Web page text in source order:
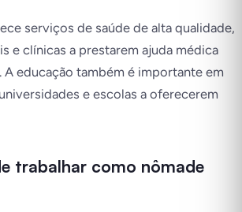
serviços de saúde de alta qualidade,
e clínicas a prestarem ajuda médica
A educação também é importante em
e escolas a oferecerem
trabalhar como nômade